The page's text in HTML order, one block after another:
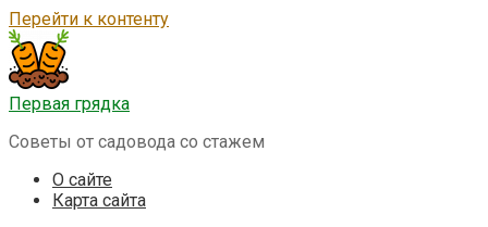
Перейти к контенту
Первая грядка
Советы от садовода со стажем
О сайте
Карта сайта